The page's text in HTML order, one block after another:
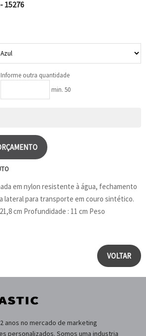
15276
Informe outra quantidade
min. 50
em nylon resistente à água, fechamento
lateral para transporte em couro sintético.
cm Profundidade : 11 cm Peso
VOLTAR
anos no mercado de marketing
personalizados. Somos uma industria